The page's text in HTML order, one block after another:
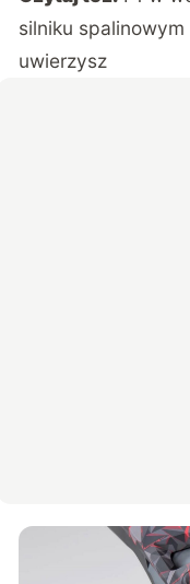
silniku
uwierzysz